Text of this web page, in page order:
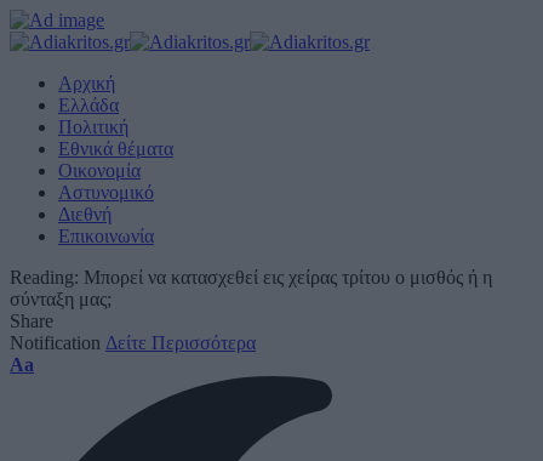
Αρχική
Ελλάδα
Πολιτική
Εθνικά θέματα
Οικονομία
Αστυνομικό
Διεθνή
Επικοινωνία
Reading: Μπορεί να κατασχεθεί εις χείρας τρίτου ο μισθός ή η
σύνταξη μας;
Share
Notification Δείτε Περισσότερα
Font
Aa